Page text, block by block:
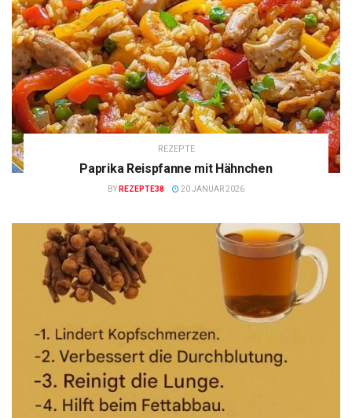
REZEPTE
Paprika Reispfanne mit Hähnchen
BY REZEPTE38 20 JANUAR 2026